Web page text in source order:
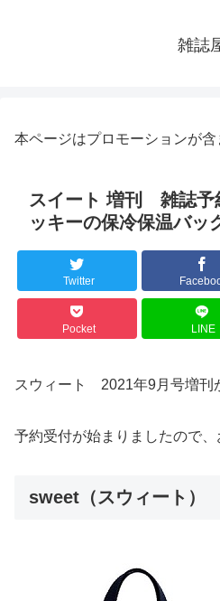
雑誌
本ページはプロモーションが
スイート 増刊 雑誌
ッキーの保冷保温バッ
Twitter
Pocket LINE
スウィート 2021年9月号増刊
予約受付が始まりましたので、
sweet（スウィート）